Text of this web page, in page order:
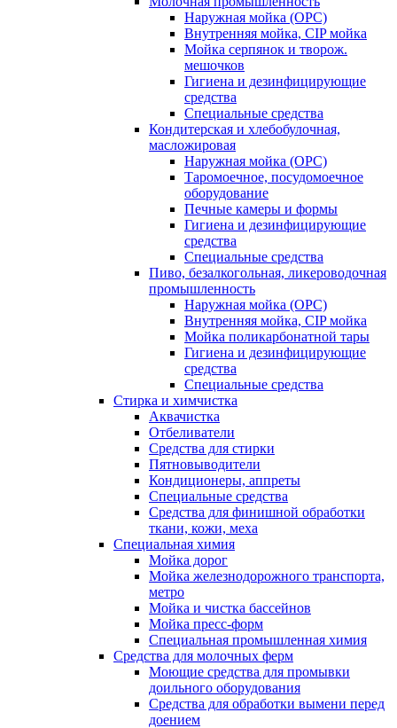
Наружная мойка (ОРС)
Внутренняя мойка, CIP мойка
Мойка серпянок и творож.
мешочков
Гигиена и дезинфицирующие
средства
Специальные средства
Кондитерская и хлебобулочная,
масложировая
Наружная мойка (ОРС)
Таромоечное, посудомоечное
оборудование
Печные камеры и формы
Гигиена и дезинфицирующие
средства
Специальные средства
Пиво, безалкогольная, ликероводочная
промышленность
Наружная мойка (ОРС)
Внутренняя мойка, CIP мойка
Мойка поликарбонатной тары
Гигиена и дезинфицирующие
средства
Специальные средства
Стирка и химчистка
Аквачистка
Отбеливатели
Средства для стирки
Пятновыводители
Кондиционеры, аппреты
Специальные средства
Средства для финишной обработки
ткани, кожи, меха
Специальная химия
Мойка дорог
Мойка железнодорожного транспорта,
метро
Мойка и чистка бассейнов
Мойка пресс-форм
Специальная промышленная химия
Средства для молочных ферм
Моющие средства для промывки
доильного оборудования
Средства для обработки вымени перед
доением